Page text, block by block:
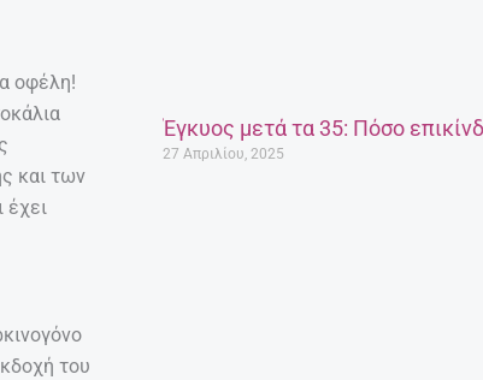
οφέλη!
και των
έχει
του
Έγκυος μετά τα 35: Πόσο
27 Απριλίου, 2025